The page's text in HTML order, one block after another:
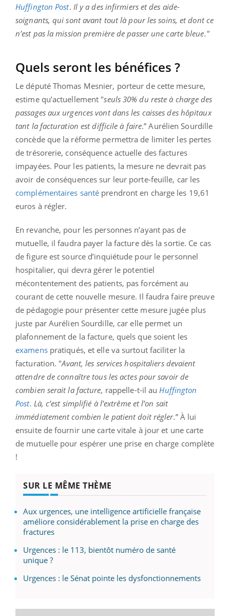
Huffington Post. Il y a des infirmiers et des aide-
soignants, qui sont avant tout là pour les soins, et dont ce
n’est pas la mission première de passer une carte bleue."
Quels seront les bénéfices ?
Le député Thomas Mesnier, porteur de cette mesure,
estime qu’actuellement "seuls 30% du reste à charge des
passages aux urgences vont dans les caisses des hôpitaux
tant la facturation est difficile à faire.” Aurélien Sourdille
concède que la réforme permettra de limiter les pertes
de trésorerie, conséquence actuelle des factures
impayées. Pour les patients, la mesure ne devrait pas
avoir de conséquences sur leur porte-feuille, car les
complémentaires santé prendront en charge les 19,61
euros à régler.
En revanche, pour les personnes n’ayant pas de
mutuelle, il faudra payer la facture dès la sortie. Ce cas
de figure est source d’inquiétude pour le personnel
hospitalier, qui devra gérer le potentiel
mécontentement des patients, pas forcément au
courant de cette nouvelle mesure. Il faudra faire preuve
de pédagogie pour présenter cette mesure jugée plus
juste par Aurélien Sourdille, car elle permet un
plafonnement de la facture, quels que soient les
examenspratiqués, et elle va surtout faciliter la
facturation. "Avant, les services hospitaliers devaient
attendre de connaître tous les actes pour savoir de
combien serait la facture, rappelle-t-il auHuffington
Post. Là, c’est simplifié à l’extrême et l’on sait
immédiatement combien le patient doit régler.”À lui
ensuite de fournir une carte vitale à jour et une carte
de mutuelle pour espérer une prise en charge complète
!
SUR LE MÊME THÈME
Aux urgences, une intelligence artificielle française
améliore considérablement la prise en charge des
fractures
Urgences : le 113, bientôt numéro de santé
unique ?
Urgences : le Sénat pointe les dysfonctionnements